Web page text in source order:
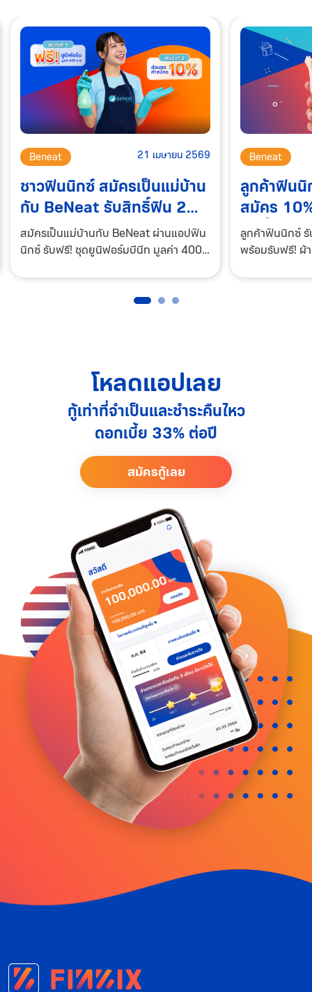
Beneat 21 เมษายน 2569
ชาวฟินนิกซ์ สมัครเป็นแม่บ้าน
กับ BeNeat รับสิทธิ์ฟิน 2
ต่อ!
สมัครเป็นแม่บ้านกับ BeNeat ผ่านแอปฟิน
นิกซ์ รับฟรี! ชุดยูนิฟอร์มบีนีท มูลค่า 400
เฉพาะ 99 สิทธิ์แรกเท่านั้น! กดรับสิทธิ
พิเศษง่ายๆ ในแอปฟินนิกซ์ได้เลย! คลิก
Beneat
ลูกค้าฟินนิ
สมัคร
กันเปื้อน
บาท
ลูกค้าฟินนิกซ์
พร้อมรับฟรี! ผ้
แอปฯ BeNeat กดรับสิทธิพิเศษง่ายๆ ใน
โหลดแอปเลย
กู้เท่าที่จำเป็นและชำระคืนไหว
ดอกเบี้ย 33% ต่อปี
สมัครกู้เลย